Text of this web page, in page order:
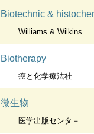
Biotechnic &
Williams & Wilkins
Biotherapy
癌と化学療法社
微生物
医学出版センタ－